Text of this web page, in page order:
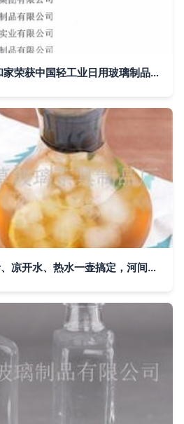
匠心制造 品质标杆 乐和家荣获中国轻工业日用玻璃制品十强企业荣誉称号
优质耐热玻璃壶 热果汁、凉开水、热水一壶搞定，河间市四叶草玻璃茶具制品厂批发优选